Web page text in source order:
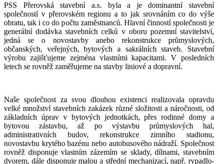
PSS Přerovská stavební a.s. byla a je dominantní stavební
společností v přerovském regionu a to jak srovnáním co do výše
obratu, tak i co do počtu zaměstnanců. Hlavní činností společnosti je
generální dodávka stavebních celků v oboru pozemní stavitelství,
jedná se o novostavby anebo rekonstrukce průmyslových,
občanských, veřejných, bytových a sakrálních staveb. Stavební
výrobu zajišťujeme zejména vlastními kapacitami. V posledních
letech se rovněž zaměřujeme na stavby liniové a dopravní.
Naše společnost za svou dlouhou existenci realizovala opravdu
velké množství stavebních zakázek různé složitosti a náročnosti, od
základních úprav v bytových jednotkách, přes rodinné domy a
bytovou zástavbu, až po výstavbu průmyslových hal,
administrativních budov, rekonstrukce zimního stadionu,
novostavbu krytého bazénu nebo autobusového nádraží. Společnost
rovněž disponuje vlastním zázemím se sklady, dílnami, stavebním
dvorem, dále disponuje malou a střední mechanizací, např. rypadlo-